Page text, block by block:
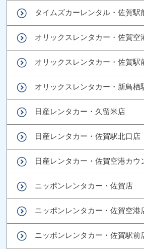
タイムズカーレンタル・佐賀駅
オリックスレンタカー・佐賀空
オリックスレンタカー・佐賀駅
オリックスレンタカー・新鳥栖
日産レンタカー・久留米店
日産レンタカー・佐賀駅北口店
日産レンタカー・佐賀空港カウ
ニッポンレンタカー・佐賀店
ニッポンレンタカー・佐賀空港
ニッポンレンタカー・佐賀駅前